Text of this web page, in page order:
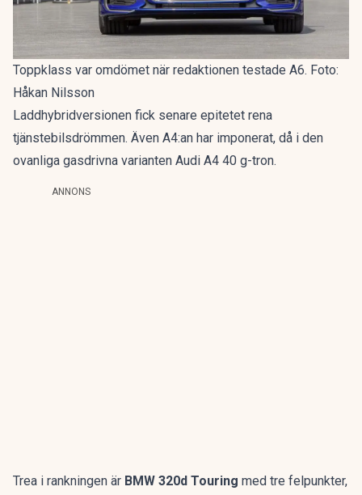
Toppklass var omdömet när redaktionen testade A6. Foto:
Håkan Nilsson
Laddhybridversionen fick senare epitetet rena
tjänstebilsdrömmen. Även A4:an har imponerat, då i den
ovanliga gasdrivna varianten Audi A4 40 g-tron.
ANNONS
Trea i rankningen är BMW 320d Touring med tre felpunkter,